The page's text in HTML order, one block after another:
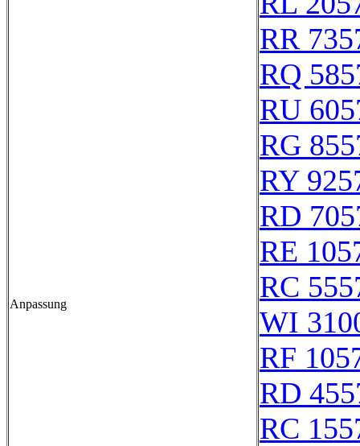
Anpassung
RR
RQ
RU
RG
RY
RD
RE
RC
WI
RF
RD
RC